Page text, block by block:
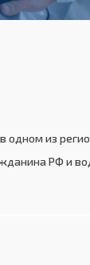
одном из
РФ и